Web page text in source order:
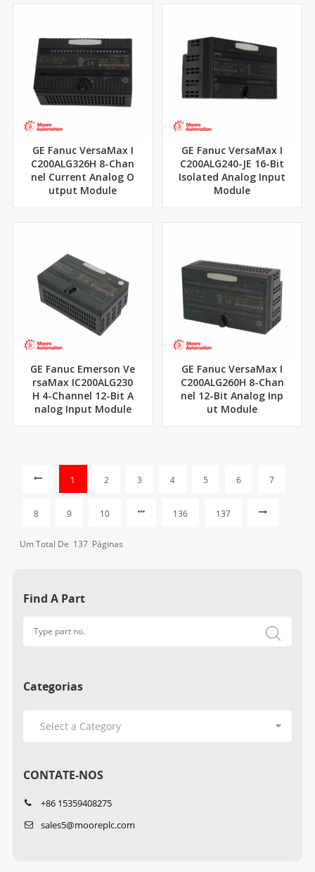
GE Fanuc VersaMax I
C200ALG326H 8-Chan
nel Current Analog O
utput Module
GE Fanuc VersaMax I
C200ALG240-JE 16-Bit
Isolated Analog Input
Module
GE Fanuc Emerson Ve
rsaMax IC200ALG230
H 4-Channel 12-Bit A
nalog Input Module
GE Fanuc VersaMax I
C200ALG260H 8-Chan
nel 12-Bit Analog Inp
ut Module
1 2 3 4 5 6 7
8 9 10 136 137
Um Total De 137 Páginas
Find A Part
Categorias
CONTATE-NOS
+86 15359408275
sales5@mooreplc.com